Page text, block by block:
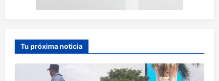
Tu próxima noticia